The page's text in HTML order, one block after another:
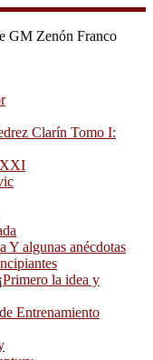
GM Zenón Franco
Clarín Tomo I:
XXI
Y algunas anécdotas
la idea y
Entrenamiento